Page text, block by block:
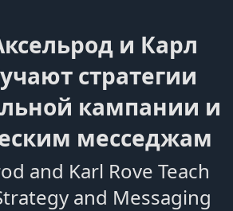
и Карл
стратегии
кампании и
месседжам
and Karl Rove Teach
and Messaging